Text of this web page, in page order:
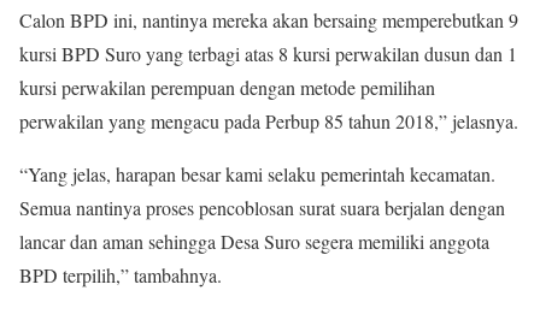
Calon BPD ini, nantinya mereka akan bersaing memperebutkan 9
kursi BPD Suro yang terbagi atas 8 kursi perwakilan dusun dan 1
kursi perwakilan perempuan dengan metode pemilihan
perwakilan yang mengacu pada Perbup 85 tahun 2018,” jelasnya.
“Yang jelas, harapan besar kami selaku pemerintah kecamatan.
Semua nantinya proses pencoblosan surat suara berjalan dengan
lancar dan aman sehingga Desa Suro segera memiliki anggota
BPD terpilih,” tambahnya.